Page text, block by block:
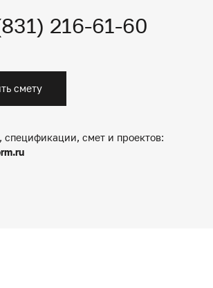
216-61-60
смету
спецификации, смет и проектов: